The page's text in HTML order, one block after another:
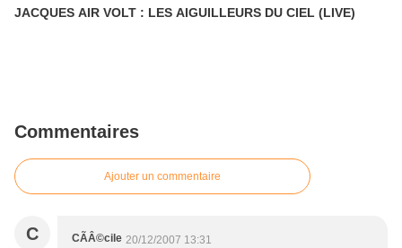
JACQUES AIR VOLT : LES AIGUILLEURS DU CIEL (LIVE)
Commentaires
Ajouter un commentaire
C CÃÂ©cile 20/12/2007 13:31